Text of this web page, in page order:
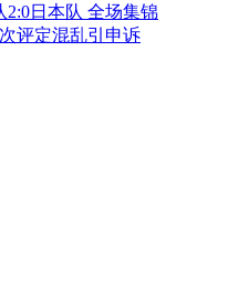
日本队 全场集锦
评定混乱引申诉